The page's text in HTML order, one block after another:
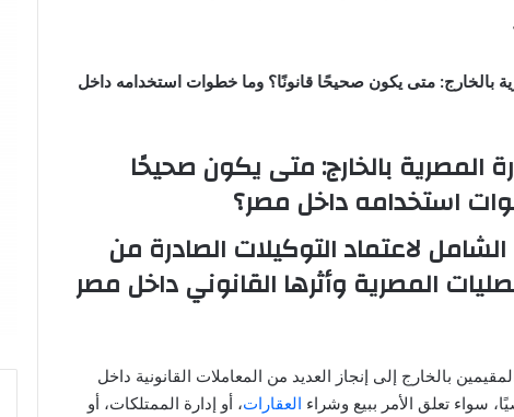
بالخارج: متى يكون صحيحًا قانونًا؟ وما خطوات استخدامه داخل
المصرية بالخارج: متى يكون صحيحًا
استخدامه داخل مصر؟
الشامل لاعتماد التوكيلات الصادرة من
المصرية وأثرها القانوني داخل مصر
بالخارج إلى إنجاز العديد من المعاملات القانونية داخل
سواء تعلق الأمر ببيع وشراء العقارات، أو إدارة الممتلكات، أو